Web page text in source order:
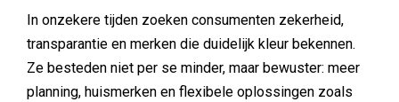
In onzekere tijden zoeken consumenten zekerheid,
transparantie en merken die duidelijk kleur bekennen.
Ze besteden niet per se minder, maar bewuster: meer
planning, huismerken en flexibele oplossingen zoals